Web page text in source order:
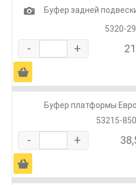
1
Буфер задней
5320-
- +
Ä
Буфер платформы
53215-
- +
Ä